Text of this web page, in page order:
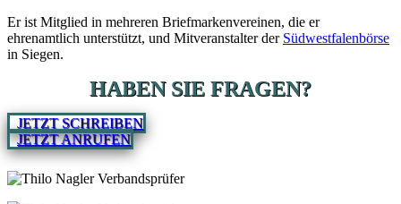
Er ist Mitglied in mehreren Briefmarkenvereinen, die er
ehrenamtlich unterstützt, und Mitveranstalter der Südwestfalenbörse
in Siegen.
HABEN SIE FRAGEN?
JETZT SCHREIBEN
JETZT ANRUFEN